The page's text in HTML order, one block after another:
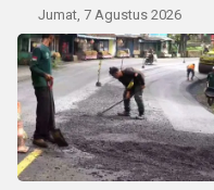
Jumat, 7 Agustus 2026